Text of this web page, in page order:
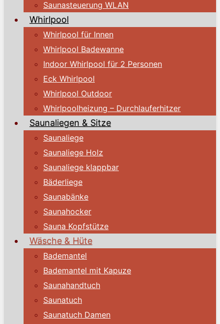
Saunasteuerung WLAN
Whirlpool
Whirlpool für Innen
Whirlpool Badewanne
Indoor Whirlpool für 2 Personen
Eck Whirlpool
Whirlpool Outdoor
Whirlpoolheizung – Durchlauferhitzer
Saunaliegen & Sitze
Saunaliege
Saunaliege Holz
Saunaliege klappbar
Bäderliege
Saunabänke
Saunahocker
Sauna Kopfstütze
Wäsche & Hüte
Bademantel
Bademantel mit Kapuze
Saunahandtuch
Saunatuch
Saunatuch Damen